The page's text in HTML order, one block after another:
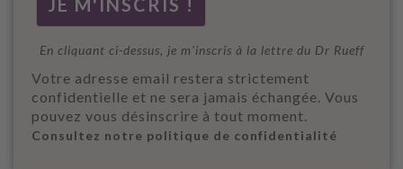
En cliquant ci-dessus, je m'inscris à la lettre du Dr Rueff
Votre adresse email restera strictement
confidentielle et ne sera jamais échangée. Vous
pouvez vous désinscrire à tout moment.
Consultez notre politique de confidentialité